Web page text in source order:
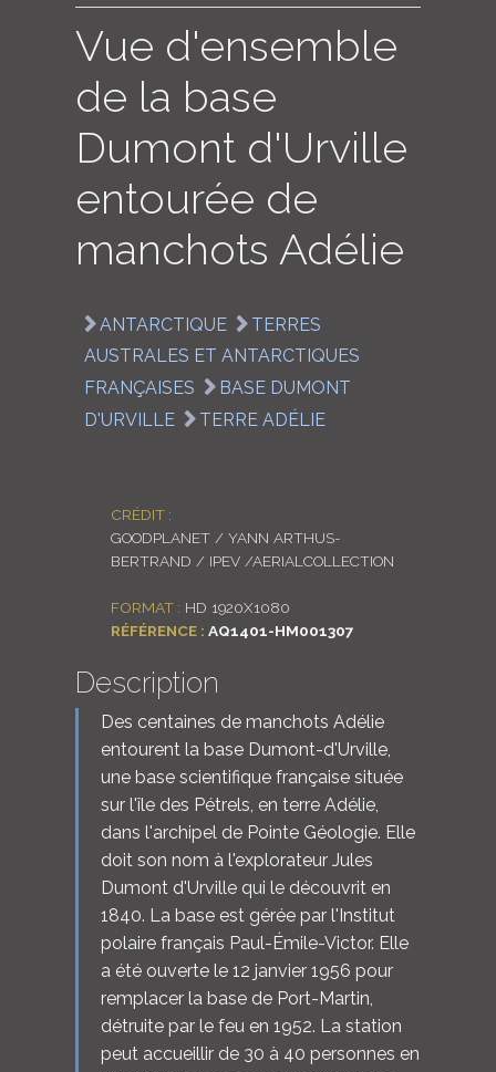
LOGIN
Vue d'ensemble
de la base
Dumont d'Urville
entourée de
manchots Adélie
ANTARCTIQUE
TERRES
AUSTRALES ET ANTARCTIQUES
FRANÇAISES
BASE DUMONT
D'URVILLE
TERRE ADÉLIE
CRÉDIT :
GOODPLANET / YANN ARTHUS-
BERTRAND / IPEV /AERIALCOLLECTION
FORMAT : HD 1920X1080
RÉFÉRENCE : AQ1401-HM001307
Description
Des centaines de manchots Adélie
entourent la base Dumont-d'Urville,
une base scientifique française située
sur l'île des Pétrels, en terre Adélie,
dans l'archipel de Pointe Géologie. Elle
doit son nom à l'explorateur Jules
Dumont d'Urville qui le découvrit en
1840. La base est gérée par l'Institut
polaire français Paul-Émile-Victor. Elle
a été ouverte le 12 janvier 1956 pour
remplacer la base de Port-Martin,
détruite par le feu en 1952. La station
peut accueillir de 30 à 40 personnes en